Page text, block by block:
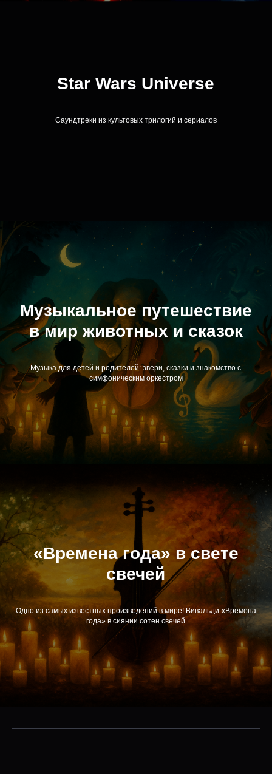
Star Wars Universe
Саундтреки из культовых трилогий и сериалов
Музыкальное путешествие
в мир животных и сказок
Музыка для детей и родителей: звери, сказки и знакомство с
симфоническим оркестром
«Времена года» в свете
свечей
Одно из самых известных произведений в мире! Вивальди «Времена
года» в сиянии сотен свечей